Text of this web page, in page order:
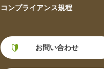
コンプライアンス規程
お問い合わせ